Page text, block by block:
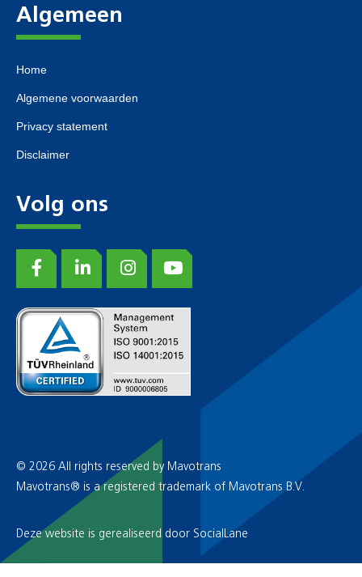
Algemeen
Home
Algemene voorwaarden
Privacy statement
Disclaimer
Volg ons
© 2026 All rights reserved by Mavotrans
Mavotrans® is a registered trademark of Mavotrans B.V.
Deze website is gerealiseerd door SocialLane